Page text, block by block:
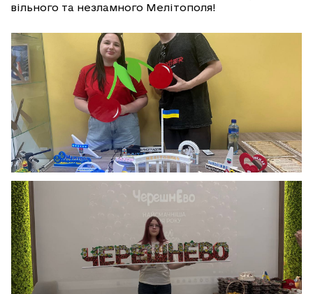
вільного та незламного Мелітополя!